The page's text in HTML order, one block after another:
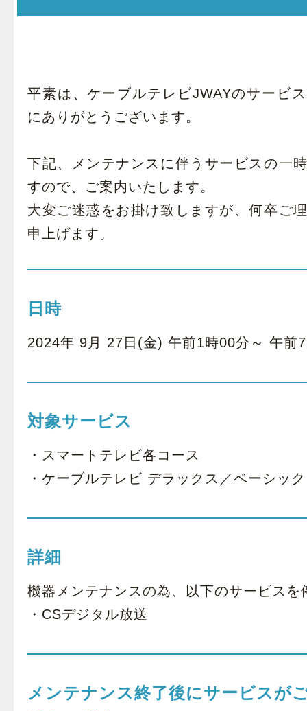
平素は、ケーブルテレビJWAYのサービ
にありがとうございます。
下記、メンテナンスに伴うサービスの一
すので、ご案内いたします。
大変ご迷惑をお掛け致しますが、何卒ご
申上げます。
日時
2024年 9月 27日(金) 午前1時00分～ 午前
対象サービス
・スマートテレビ各コース
・ケーブルテレビ デラックス／ベーシック
詳細
機器メンテナンスの為、以下のサービスを
・CSデジタル放送
メンテナンス終了後にサービスが